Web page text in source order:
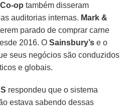
Co-op também disseram
auditorias internas. Mark &
parado de comprar carne
2016. OSainsbury’s e o
seus negócios são conduzidos
e globais.
respondeu que o sistema
estava sabendo dessas